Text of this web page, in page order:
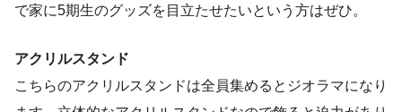
で家に5期生のグッズを目立たせたいという方はぜひ。
アクリルスタンド
こちらのアクリルスタンドは全員集めるとジオラマになり